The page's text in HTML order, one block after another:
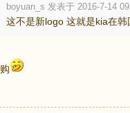
boyuan_s 发表于 2016-7-14
这不是新logo 这就是kia在